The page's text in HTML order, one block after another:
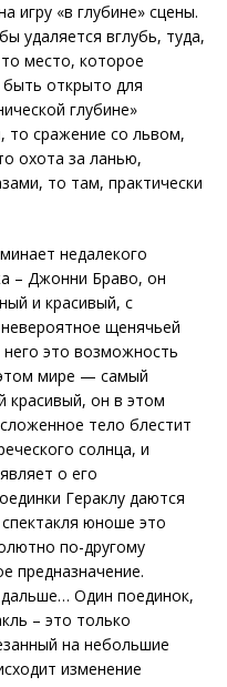
игру «в глубине» сцены.
удаляется вглубь, туда,
место, которое
открыто для
глубине»
то сражение со львом,
охота за ланью,
то там, практически
недалекого
– Джонни Браво, он
и красивый, с
щенячьей
это возможность
мире — самый
красивый, он в этом
тело блестит
солнца, и
о его
Гераклу даются
юноше это
по-другому
предназначение.
Один поединок,
– это только
на небольшие
изменение